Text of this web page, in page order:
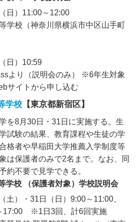
日）11:00～12:00
学校（神奈川県横浜市中区山手町
日）10:59
より（説明会のみ） ※6年生対象
サイトから申し込む
学校 【東京都新宿区】
を8月30日・31日に実施する。生
試験の結果、教育課程や生徒の学
格者や早稲田大学推薦入学制度等
は保護者のみで2名まで。なお、同
約不要で見学できる。
学校 （保護者対象）学校説明会
土）・31日（日）9:00～11:00、
17:00 ※1日3回、計6回実施